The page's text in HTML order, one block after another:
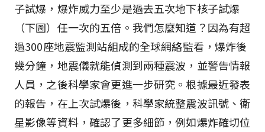
子試爆，爆炸威力至少是過去五次地下核子試爆
（下圖）任一次的五倍。我們怎麼知道？因為有超
過300座地震監測站組成的全球網絡監看，爆炸後
幾分鐘，地震儀就能偵測到兩種震波，並警告情報
人員，之後科學家會更進一步研究。根據最近發表
的報告，在上次試爆後，科學家統整震波訊號、衛
星影像等資料，確認了更多細節，例如爆炸確切位